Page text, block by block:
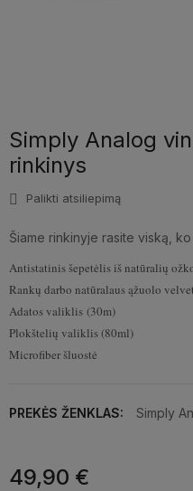
Simply Analog
rinkinys
Palikti atsiliepimą
Šiame rinkinyje rasite viską,
Antistatinis šepetėlis iš natūralių
Rankų darbo natūralaus ąžuolo
Adatos valiklis (30m)
Plokštelių valiklis (80ml)
Microfiber šluostė
PREKĖS ŽENKLAS: Simply
49,90 €